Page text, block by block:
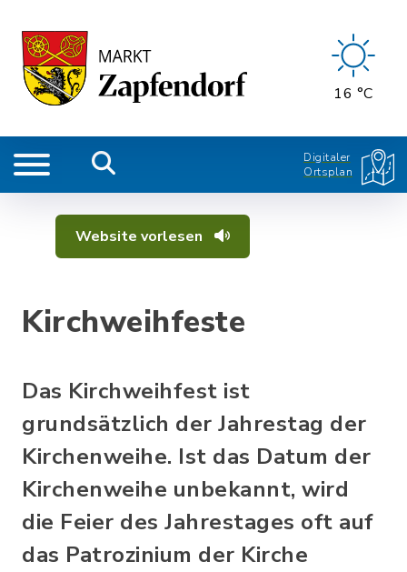
16 °C
Digitaler
Ortsplan
Website vorlesen
Kirchweihfeste
Das Kirchweihfest ist
grundsätzlich der Jahrestag der
Kirchenweihe. Ist das Datum der
Kirchenweihe unbekannt, wird
die Feier des Jahrestages oft auf
das Patrozinium der Kirche